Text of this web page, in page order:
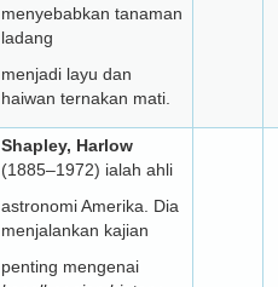
menyebabkan tanaman
ladang
menjadi layu dan
haiwan ternakan mati.
Shapley, Harlow
(1885–1972) ialah ahli
astronomi Amerika. Dia
menjalankan kajian
penting mengenai